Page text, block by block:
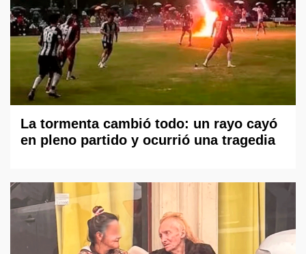
La tormenta cambió todo: un rayo cayó
en pleno partido y ocurrió una tragedia